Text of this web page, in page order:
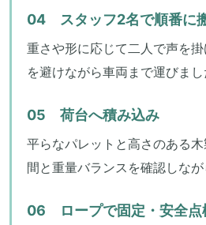
04 スタッフ2名で順番に
重さや形に応じて二人で声を
を避けながら車両まで運びまし
05 荷台へ積み込み
平らなパレットと高さのある
間と重量バランスを確認しなが
06 ロープで固定・安全点